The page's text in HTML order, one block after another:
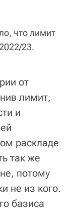
что лимит
23.
от
лимит,
и
раскладе
так же
потому
не из кого.
базиса